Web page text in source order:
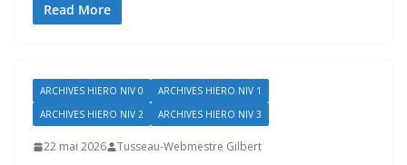
Read More
ARCHIVES HIERO NIV 0
ARCHIVES HIERO NIV 1
ARCHIVES HIERO NIV 2
ARCHIVES HIERO NIV 3
22 mai 2026 Tusseau-Webmestre Gilbert